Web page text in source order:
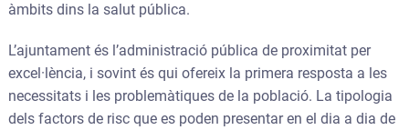
àmbits dins la salut pública.
L’ajuntament és l’administració pública de proximitat per
excel·lència, i sovint és qui ofereix la primera resposta a les
necessitats i les problemàtiques de la població. La tipologia
dels factors de risc que es poden presentar en el dia a dia de